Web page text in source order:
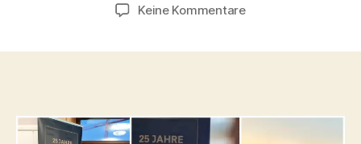
Keine Kommentarezu